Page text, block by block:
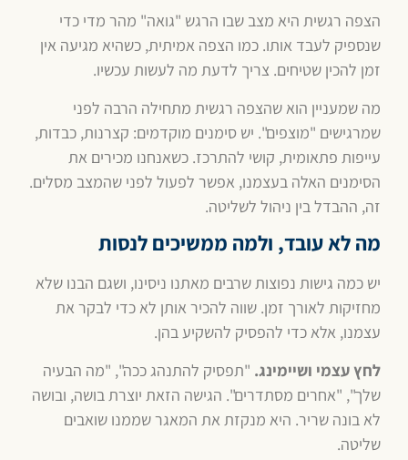
הצפה רגשית היא מצב שבו הרגש "גואה" מהר מדי כדי
שנספיק לעבד אותו. כמו הצפה אמיתית, כשהיא מגיעה אין
זמן להכין שטיחים. צריך לדעת מה לעשות עכשיו.
מה שמעניין הוא שהצפה רגשית מתחילה הרבה לפני
שמרגישים "מוצפים". יש סימנים מוקדמים: קצרנות, כבדות,
עייפות פתאומית, קושי להתרכז. כשאנחנו מכירים את
הסימנים האלה בעצמנו, אפשר לפעול לפני שהמצב מסלים.
זה, ההבדל בין ניהול לשליטה.
מה לא עובד, ולמה ממשיכים לנסות
יש כמה גישות נפוצות שרבים מאתנו ניסינו, ושגם הבנו שלא
מחזיקות לאורך זמן. שווה להכיר אותן לא כדי לבקר את
עצמנו, אלא כדי להפסיק להשקיע בהן.
לחץ עצמי ושיימינג. "תפסיק להתנהג ככה", "מה הבעיה
שלך", "אחרים מסתדרים". הגישה הזאת יוצרת בושה, ובושה
לא בונה שריר. היא מנקזת את המאגר שממנו שואבים
שליטה.